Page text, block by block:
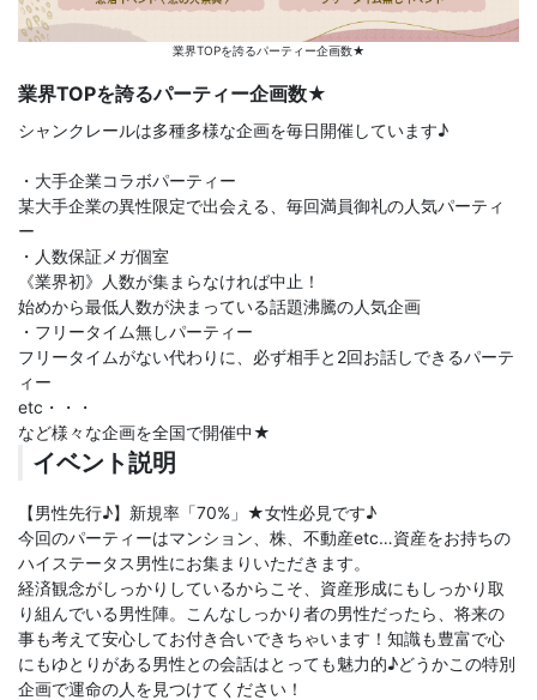
業界TOPを誇るパーティー企画数★
業界TOPを誇るパーティー企画数★
シャンクレールは多種多様な企画を毎日開催しています♪
・大手企業コラボパーティー
某大手企業の異性限定で出会える、毎回満員御礼の人気パーティ
ー
・人数保証メガ個室
《業界初》人数が集まらなければ中止！
始めから最低人数が決まっている話題沸騰の人気企画
・フリータイム無しパーティー
フリータイムがない代わりに、必ず相手と2回お話しできるパーテ
ィー
etc・・・
など様々な企画を全国で開催中★
イベント説明
【男性先行♪】新規率「70%」★女性必見です♪
今回のパーティーはマンション、株、不動産etc…資産をお持ちの
ハイステータス男性にお集まりいただきます。
経済観念がしっかりしているからこそ、資産形成にもしっかり取
り組んでいる男性陣。こんなしっかり者の男性だったら、将来の
事も考えて安心してお付き合いできちゃいます！知識も豊富で心
にもゆとりがある男性との会話はとっても魅力的♪どうかこの特別
企画で運命の人を見つけてください！